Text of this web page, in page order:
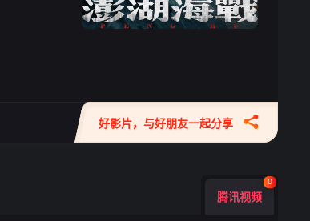
好影片，与好朋友一起分享
腾讯视频
0